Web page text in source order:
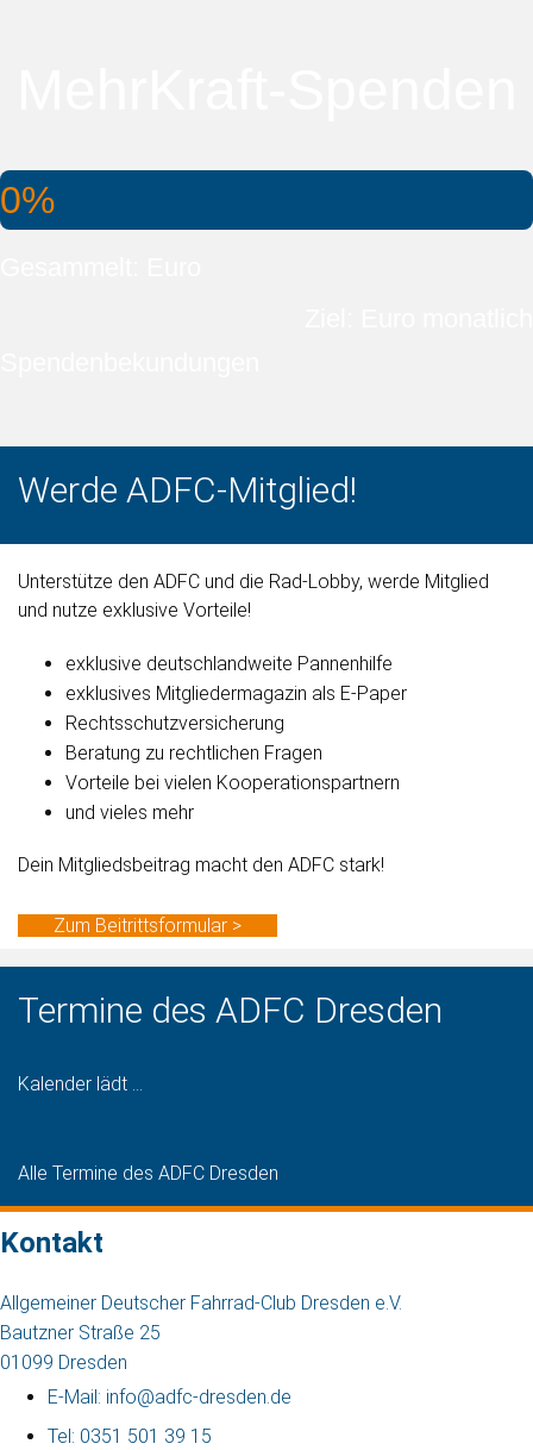
0%
Werde ADFC-Mitglied!
Unterstütze den ADFC und die Rad-Lobby, werde Mitglied
und nutze exklusive Vorteile!
exklusive deutschlandweite Pannenhilfe
exklusives Mitgliedermagazin als E-Paper
Rechtsschutzversicherung
Beratung zu rechtlichen Fragen
Vorteile bei vielen Kooperationspartnern
und vieles mehr
Dein Mitgliedsbeitrag macht den ADFC stark!
Zum Beitrittsformular >
Termine des ADFC Dresden
Kalender lädt ...
Alle Termine des ADFC Dresden
Kontakt
Allgemeiner Deutscher Fahrrad-Club Dresden e.V.
Bautzner Straße 25
01099 Dresden
E-Mail: info@adfc-dresden.de
Tel: 0351 501 39 15